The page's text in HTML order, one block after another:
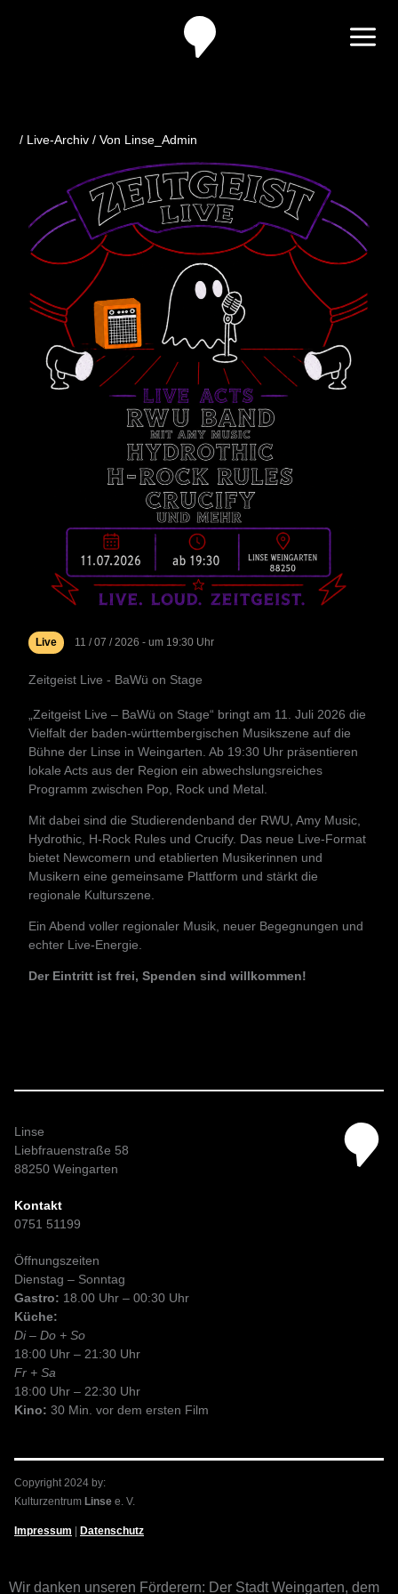
/ Live-Archiv/ Von Linse_Admin
Live 11 / 07 / 2026 - um 19:30 Uhr
Zeitgeist Live - BaWü on Stage
„Zeitgeist Live – BaWü on Stage“ bringt am 11. Juli 2026 die
Vielfalt der baden-württembergischen Musikszene auf die
Bühne der Linse in Weingarten. Ab 19:30 Uhr präsentieren
lokale Acts aus der Region ein abwechslungsreiches
Programm zwischen Pop, Rock und Metal.
Mit dabei sind die Studierendenband der RWU, Amy Music,
Hydrothic, H-Rock Rules und Crucify. Das neue Live-Format
bietet Newcomern und etablierten Musikerinnen und
Musikern eine gemeinsame Plattform und stärkt die
regionale Kulturszene.
Ein Abend voller regionaler Musik, neuer Begegnungen und
echter Live-Energie.
Der Eintritt ist frei, Spenden sind willkommen!
Linse
Liebfrauenstraße 58
88250 Weingarten
Kontakt
0751 51199
Öffnungszeiten
Dienstag – Sonntag
Gastro: 18.00 Uhr – 00:30 Uhr
Küche:
Di – Do + So
18:00 Uhr – 21:30 Uhr
Fr + Sa
18:00 Uhr – 22:30 Uhr
Kino: 30 Min. vor dem ersten Film
Copyright 2024 by:
Kulturzentrum Linse e. V.
Impressum | Datenschutz
Wir danken unseren Förderern: Der Stadt Weingarten, dem